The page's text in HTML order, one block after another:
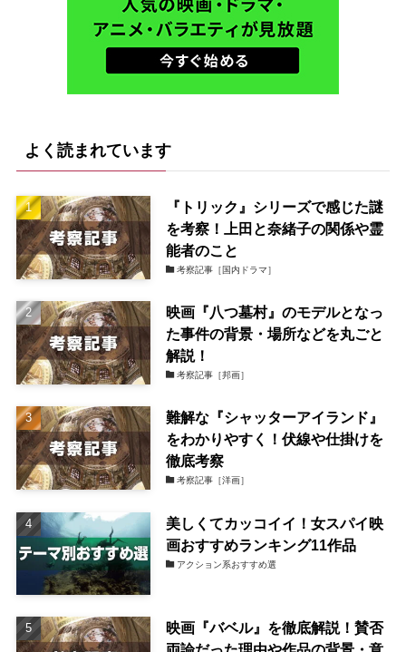
よく読まれています
『トリック』シリーズで感じた謎
を考察！上田と奈緒子の関係や霊
能者のこと
考察記事［国内ドラマ］
映画『八つ墓村』のモデルとなっ
た事件の背景・場所などを丸ごと
解説！
考察記事［邦画］
難解な『シャッターアイランド』
をわかりやすく！伏線や仕掛けを
徹底考察
考察記事［洋画］
美しくてカッコイイ！女スパイ映
画おすすめランキング11作品
アクション系おすすめ選
映画『バベル』を徹底解説！賛否